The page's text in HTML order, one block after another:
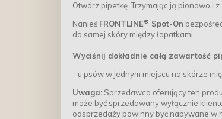
Otwórz pipetkę. Trzymając ją pionowo i
Nanieś FRONTLINE® Spot-On
do samej skóry między łopatkami.
Wyciśnij dokładnie całą zawartość
- u psów w jednym miejscu na skórze
Uwaga: Sprzedawca oferujący ten
może być sprzedawany wyłącznie
odsprzedaży powinny być nabywane w